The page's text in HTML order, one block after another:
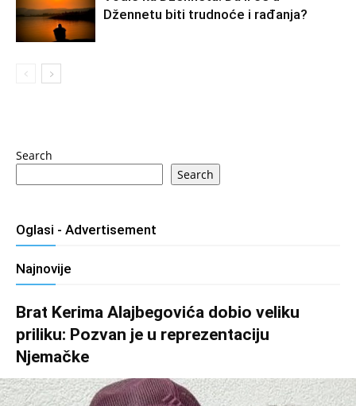
Džennetu biti trudnoće i rađanja?
Search
Search
Oglasi - Advertisement
Najnovije
Brat Kerima Alajbegovića dobio veliku
priliku: Pozvan je u reprezentaciju
Njemačke